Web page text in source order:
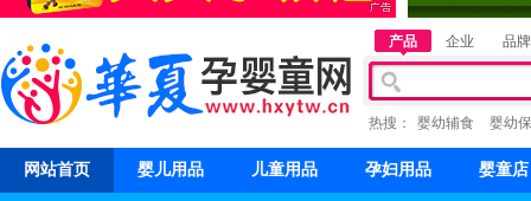
产品 企业 品牌
热搜： 婴幼辅食 婴幼
网站首页 婴儿用品 儿童用品 孕妇用品 婴童店